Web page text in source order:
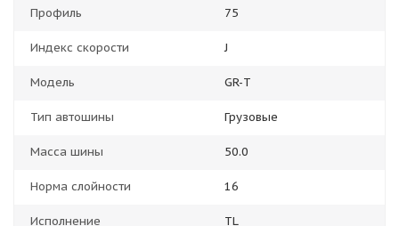
Профиль 75
Индекс скорости J
Модель GR-T
Тип автошины Грузовые
Масса шины 50.0
Норма слойности 16
Исполнение TL